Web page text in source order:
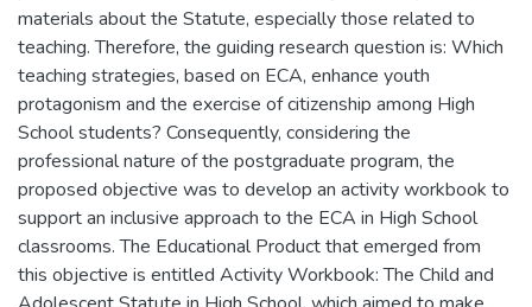
materials about the Statute, especially those related to
teaching. Therefore, the guiding research question is: Which
teaching strategies, based on ECA, enhance youth
protagonism and the exercise of citizenship among High
School students? Consequently, considering the
professional nature of the postgraduate program, the
proposed objective was to develop an activity workbook to
support an inclusive approach to the ECA in High School
classrooms. The Educational Product that emerged from
this objective is entitled Activity Workbook: The Child and